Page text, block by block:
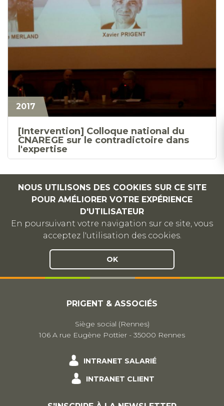
2017
[Intervention] Colloque national du
CNAREGE sur le contradictoire dans
l'expertise
NOUS UTILISONS DES COOKIES SUR CE SITE
POUR AMÉLIORER VOTRE EXPÉRIENCE
D'UTILISATEUR
En poursuivant votre navigation sur ce site, vous
acceptez l'utilisation des cookies.
OK
PRIGENT & ASSOCIÉS
Siège social (Rennes)
106 A rue Eugène Pottier - 35000 Rennes
INTRANET SALARIÉ
INTRANET CLIENT